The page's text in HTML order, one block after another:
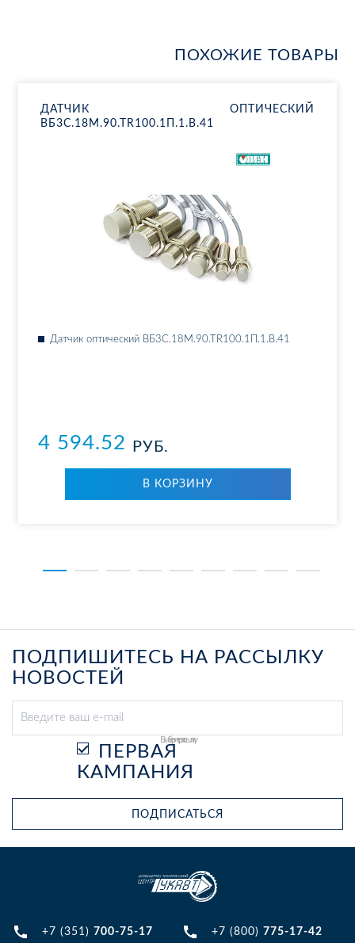
ПОХОЖИЕ ТОВАРЫ
ДАТ­ЧИК ОП­ТИ­ЧЕ­СКИЙ
ВБ3С.18М.90.ТR100.1П.1.B.41
Дат­чик оп­ти­че­ский ВБ3С.18М.90.ТR100.1П.1.B.41
4 594.52 РУБ.
В КОР­ЗИ­НУ
ПОДПИШИТЕСЬ НА РАССЫЛКУ
НОВОСТЕЙ
Выберите рассылку
ПЕРВАЯ
КАМПАНИЯ
ПОДПИСАТЬСЯ
+7 (351) 700-75-17 +7 (800) 775-17-42